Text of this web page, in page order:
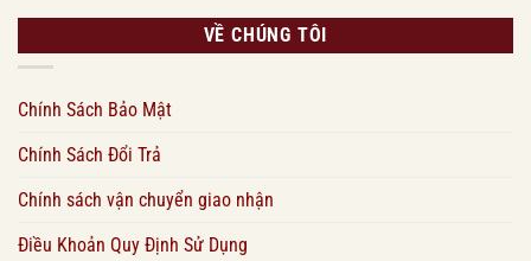
VỀ CHÚNG TÔI
Chính Sách Bảo Mật
Chính Sách Đổi Trả
Chính sách vận chuyển giao nhận
Điều Khoản Quy Định Sử Dụng